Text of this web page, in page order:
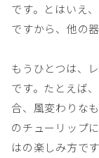
です。とはいえ
ですから、他の
もうひとつは、
です。たとえば
合、風変わりな
のチューリップ
はの楽しみ方で